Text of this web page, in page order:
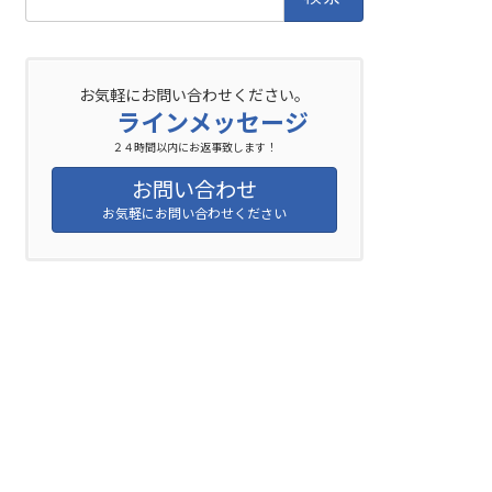
お気軽にお問い合わせください。
ラインメッセージ
２４時間以内にお返事致します！
お問い合わせ
お気軽にお問い合わせください